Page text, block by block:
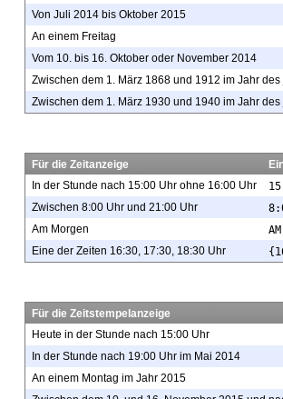
Von Juli 2014 bis Oktober 2015
An einem Freitag
Vom 10. bis 16. Oktober oder November 2014
Zwischen dem 1. März 1868 und 1912 im Jahr des
Zwischen dem 1. März 1930 und 1940 im Jahr des
Für die Zeitanzeige
In der Stunde nach 15:00 Uhr ohne 16:00 Uhr
Zwischen 8:00 Uhr und 21:00 Uhr
Am Morgen AM
Eine der Zeiten 16:30, 17:30, 18:30 Uhr
Für die Zeitstempelanzeige
Heute in der Stunde nach 15:00 Uhr
In der Stunde nach 19:00 Uhr im Mai 2014
An einem Montag im Jahr 2015